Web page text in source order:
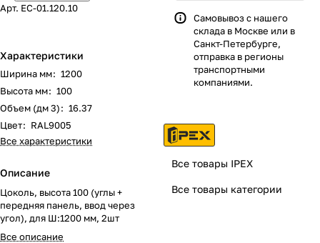
Арт. EC-01.120.10
Характеристики
Ширина мм: 1200
Высота мм: 100
Объем (дм 3): 16.37
Цвет: RAL9005
Все характеристики
Описание
Цоколь, высота 100 (углы +
передняя панель, ввод через
угол), для Ш:1200 мм, 2шт
Все описание
Самовывоз с нашего
склада в Москве или в
Санкт-Петербурге,
отправка в регионы
транспортными
компаниями.
Все товары IPEX
Все товары категории